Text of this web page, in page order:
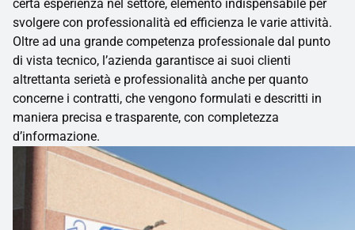
certa esperienza nel settore, elemento indispensabile per
svolgere con professionalità ed efficienza le varie attività.
Oltre ad una grande competenza professionale dal punto
di vista tecnico, l’azienda garantisce ai suoi clienti
altrettanta serietà e professionalità anche per quanto
concerne i contratti, che vengono formulati e descritti in
maniera precisa e trasparente, con completezza
d’informazione.